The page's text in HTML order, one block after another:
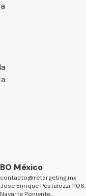
BO México
contacto@retargeting.mx
Jose Enrique Pestalozzi 1106,
Navarte Poniente.,